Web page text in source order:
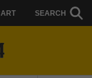
SEARCH